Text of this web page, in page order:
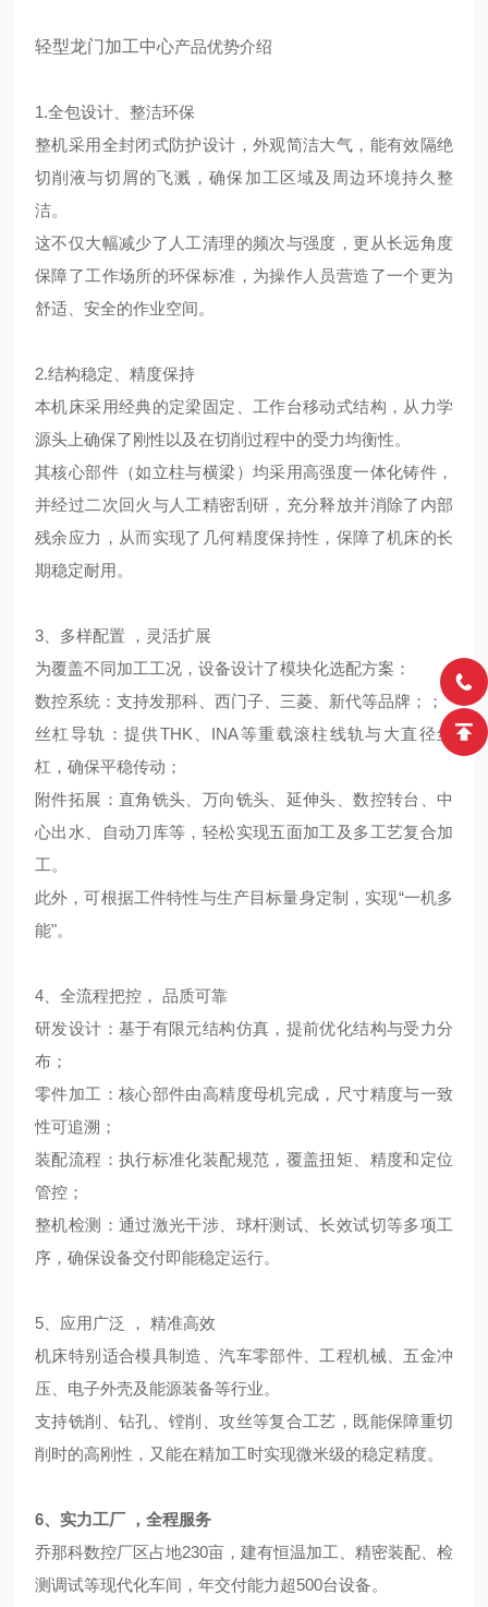
轻型龙门加工中心产品优势介绍
1.全包设计、整洁环保
整机采用全封闭式防护设计，外观简洁大气，能有效隔绝
切削液与切屑的飞溅，确保加工区域及周边环境持久整
洁。
这不仅大幅减少了人工清理的频次与强度，更从长远角度
保障了工作场所的环保标准，为操作人员营造了一个更为
舒适、安全的作业空间。
2.结构稳定、精度保持
本机床采用经典的定梁固定、工作台移动式结构，从力学
源头上确保了刚性以及在切削过程中的受力均衡性。
其核心部件（如立柱与横梁）均采用高强度一体化铸件，
并经过二次回火与人工精密刮研，充分释放并消除了内部
残余应力，从而实现了几何精度保持性，保障了机床的长
期稳定耐用。
3、多样配置 ，灵活扩展
为覆盖不同加工工况，设备设计了模块化选配方案：
数控系统：支持发那科、西门子、三菱、新代等品牌；
；
丝杠导轨：提供THK、INA等重载滚柱线轨与大直径丝
杠，确保平稳传动；
附件拓展：直角铣头、万向铣头、延伸头、数控转台、中
心出水、自动刀库等，轻松实现五面加工及多工艺复合加
工。
此外，可根据工件特性与生产目标量身定制，实现“一机多
能"。
4、全流程把控， 品质可靠
研发设计：基于有限元结构仿真，提前优化结构与受力分
布；
零件加工：核心部件由高精度母机完成，尺寸精度与一致
性可追溯；
装配流程：执行标准化装配规范，覆盖扭矩、精度和定位
管控；
整机检测：通过激光干涉、球杆测试、长效试切等多项工
序，确保设备交付即能稳定运行。
5、应用广泛 ， 精准高效
机床特别适合模具制造、汽车零部件、工程机械、五金冲
压、电子外壳及能源装备等行业。
支持铣削、钻孔、镗削、攻丝等复合工艺，既能保障重切
削时的高刚性，又能在精加工时实现微米级的稳定精度。
6、实力工厂 ，全程服务
乔那科数控厂区占地230亩，建有恒温加工、精密装配、检
测调试等现代化车间，年交付能力超500台设备。